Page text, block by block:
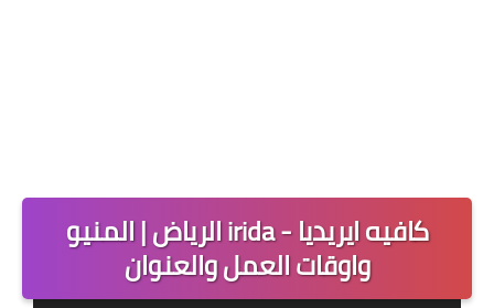
كافيه ايريديا - irida الرياض | المنيو
واوقات العمل والعنوان